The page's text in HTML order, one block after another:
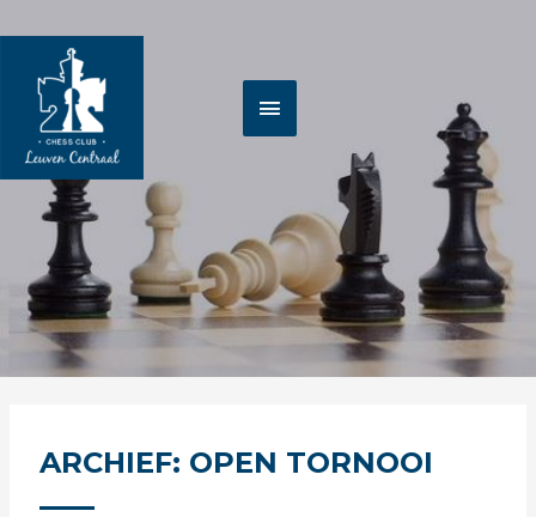
naar
inhoud
ARCHIEF: OPEN TORNOOI